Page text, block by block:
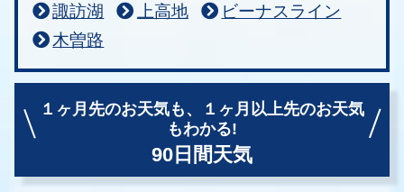
諏訪湖
上高地
ビーナスライン
木曽路
１ヶ月先のお天気も、
１ヶ月以上先のお天気
もわかる!
90日間天気